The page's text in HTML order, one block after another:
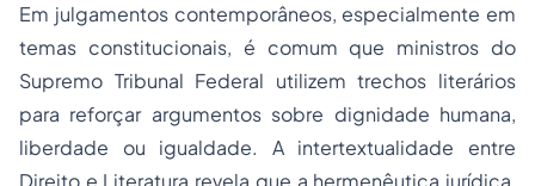
Em julgamentos contemporâneos, especialmente em
temas constitucionais, é comum que ministros do
Supremo Tribunal Federal utilizem trechos literários
para reforçar argumentos sobre dignidade humana,
liberdade ou igualdade. A intertextualidade entre
Direito e Literatura revela que a hermenêutica jurídica,